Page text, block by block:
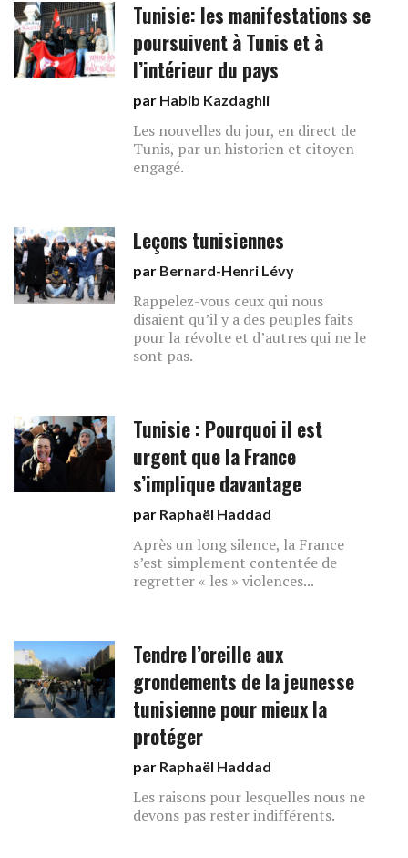
Tunisie: les manifestations se
poursuivent à Tunis et à
l’intérieur du pays
par Habib Kazdaghli
Les nouvelles du jour, en direct de
Tunis, par un historien et citoyen
engagé.
Leçons tunisiennes
par Bernard-Henri Lévy
Rappelez-vous ceux qui nous
disaient qu’il y a des peuples faits
pour la révolte et d’autres qui ne le
sont pas.
Tunisie : Pourquoi il est
urgent que la France
s’implique davantage
par Raphaël Haddad
Après un long silence, la France
s’est simplement contentée de
regretter « les » violences...
Tendre l’oreille aux
grondements de la jeunesse
tunisienne pour mieux la
protéger
par Raphaël Haddad
Les raisons pour lesquelles nous ne
devons pas rester indifférents.